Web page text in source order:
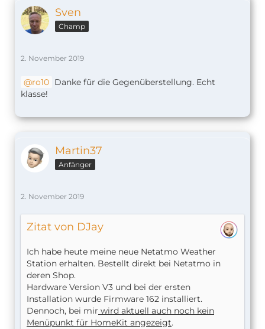
Sven
Champ
2. November 2019
ro10 Danke für die Gegenüberstellung. Echt
klasse!
Martin37
Anfänger
2. November 2019
Zitat von DJay
Ich habe heute meine neue Netatmo Weather
Station erhalten. Bestellt direkt bei Netatmo in
deren Shop.
Hardware Version V3 und bei der ersten
Installation wurde Firmware 162 installiert.
Dennoch, bei mir wird aktuell auch noch kein
Menüpunkt für HomeKit angezeigt.